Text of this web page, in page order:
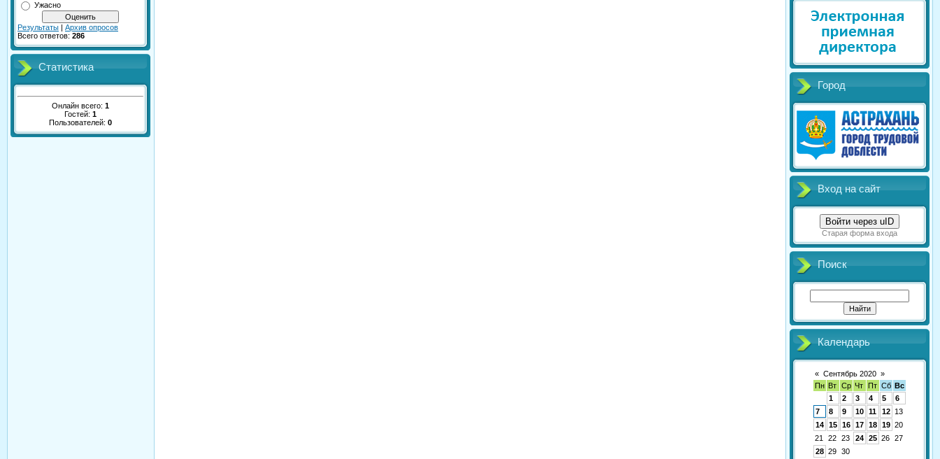
Ужасно
Результаты | Архив опросов
Всего ответов: 286
Статистика
Онлайн всего: 1
Гостей: 1
Пользователей: 0
Город
Вход на сайт
Войти через uID
Старая форма входа
Поиск
Календарь
« Сентябрь 2020 »
Пн Вт Ср Чт Пт Сб Вс
1
2 3 4 5
6
7
8 9 10 11 12 13
14 15 16 17 18 19 20
21
22 23 24 25 26 27
28 29 30